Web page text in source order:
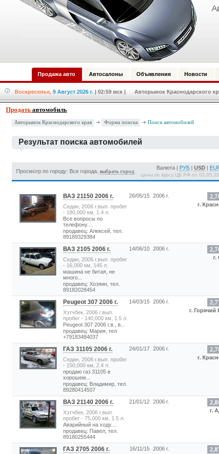
Продажа авто Автосалоны Объявления Новости
Воскресенье, 9 Август 2026 г. | 02:59 мск | Авторынок Краснодарского
Продать автомобиль
Авторынок Краснодарского края Форма поиска Поиск автомобилей
Результат поиска автомобилей
Просмотр по городу: Все города,выбрать город
Валюта | РУБ |USD |
цены по курсу ЦБ РФ от
ВАЗ 21150 2006 г.
Седан, 2006 г.вып. пробег
- 180,000 км, 1.4 л.
Все вопросы по
телефону....
продавец: Алексей, тел.
89189329384
26/05/15 2006 г.
г.
ВАЗ 2105 2006 г.
Седан, 2006 г.вып. пробег
- 16,000 км, 145 л.
машина не битая, не
много...
продавец: Хозяин, тел.
89182028454
14/06/10 2006 г.
г.
Peugeot 307 2006 г.
Хэтчбек, 2006 г.вып.
пробег - 140,000 км, 1.5 л.
Peugeot 307 2006 г.в., в...
продавец: Мария, тел.
+79183484037
14/03/15 2006 г.
г. Горячий
ГАЗ 31105 2006 г.
Седан, 2006 г.вып. пробег
- 150,000 км, 2.4 л.
продаю газ 31105 в
хорошем...
продавец: Владимир, тел.
89280414507
24/01/17 2006 г.
г.
ВАЗ 21140 2006 г.
Хэтчбек, 2006 г.вып.
пробег - 75,000 км, 1.5 л.
Аварийный на ходу....
продавец: Павел, тел.
89180255444
21/01/12 2006 г.
г.
ГАЗ 2705 2006 г. 16/11/15 2006 г.